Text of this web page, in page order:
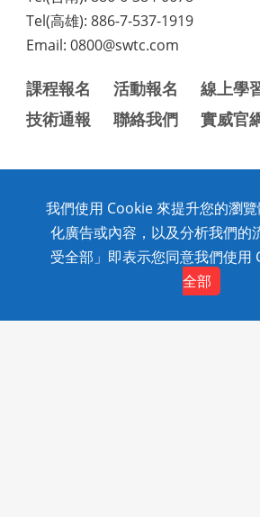
Tel(高雄): 886-7-537-1919
Email: 0800@swtc.com
課程報名 活動報名 線上學
技術通報
聯絡我們 實威官
Copyright © 2020 SolidWizard
Rights Reserved.
我們使用 Cookie 來提升您的瀏
化廣告或內容，以及分析我們的
受全部」即表示您同意我們使用
全部